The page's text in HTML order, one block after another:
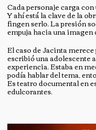
Cada personaje carga
Y ahí está la clave de la
fingen serlo. La presión
empuja hacia una imagen
El caso de Jacinta
escribió una adolescente
experiencia. Estaba en
podía hablar del tema,
Es teatro documental en
edulcorantes.